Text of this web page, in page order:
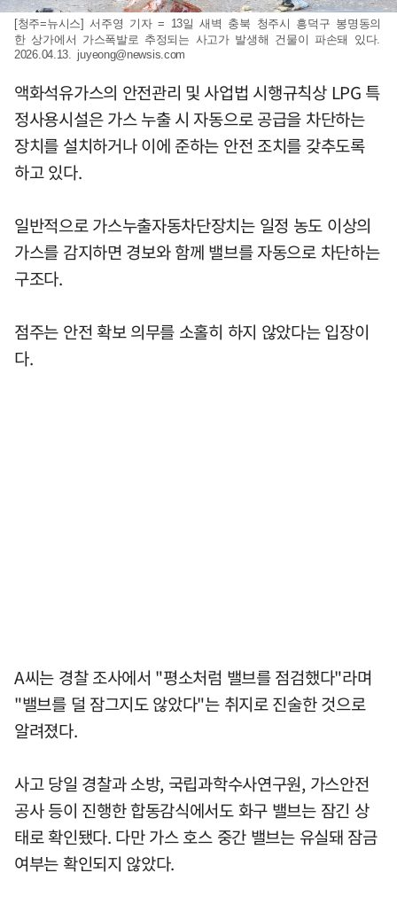
[청주=뉴시스] 서주영 기자 = 13일 새벽 충북 청주시 흥덕구 봉명동의
한 상가에서 가스폭발로 추정되는 사고가 발생해 건물이 파손돼 있다.
2026.04.13. juyeong@newsis.com
액화석유가스의 안전관리 및 사업법 시행규칙상 LPG 특
정사용시설은 가스 누출 시 자동으로 공급을 차단하는
장치를 설치하거나 이에 준하는 안전 조치를 갖추도록
하고 있다.
일반적으로 가스누출자동차단장치는 일정 농도 이상의
가스를 감지하면 경보와 함께 밸브를 자동으로 차단하는
구조다.
점주는 안전 확보 의무를 소홀히 하지 않았다는 입장이
다.
A씨는 경찰 조사에서 "평소처럼 밸브를 점검했다"라며
"밸브를 덜 잠그지도 않았다"는 취지로 진술한 것으로
알려졌다.
사고 당일 경찰과 소방, 국립과학수사연구원, 가스안전
공사 등이 진행한 합동감식에서도 화구 밸브는 잠긴 상
태로 확인됐다. 다만 가스 호스 중간 밸브는 유실돼 잠금
여부는 확인되지 않았다.